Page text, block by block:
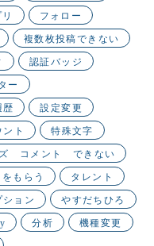
フォロー
複数枚投稿できない
認証バッジ
ー
歴 設定変更
ト 特殊文字
コメント できない
もらう タレント
ション やすだちひろ
分析 機種変更